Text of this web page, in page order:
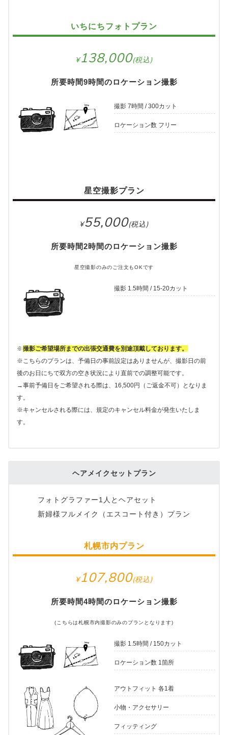
いちにちフォトプラン
138,000
所要時間9時間のロケーション撮影
撮影 7時間 / 300カット
ロケーション数 フリー
星空撮影プラン
55,000
所要時間2時間のロケーション撮影
星空撮影のみのご注文もOKです
撮影 1.5時間 / 15-20カット
※撮影ご希望場所までの出張交通費を別途頂戴しております。
※こちらのプランは、予備日の事前設定はありませんが、撮影日の前
後のお日にちで双方の空き状況により直前での調整可能です。
→事前予備日をご希望される際は、16,500円（ご返金不可）となりま
す。
※キャンセルされる際には、規定のキャンセル料金が発生いたしま
す。
ヘアメイクセットプラン
フォトグラファー1人とヘアセット
新婦様フルメイク（エスコート付き）プラン
札幌市内プラン
107,800
所要時間4時間のロケーション撮影
(こちらは札幌市内撮影のみのプランとなります)
撮影 1.5時間 / 150カット
ロケーション数 1箇所
アウトフィット 各1着
小物・アクセサリー
フィッティング